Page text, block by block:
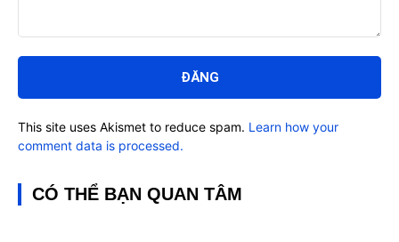
luận:
This site uses Akismet to reduce spam. Learn how your
comment data is processed.
CÓ THỂ BẠN QUAN TÂM